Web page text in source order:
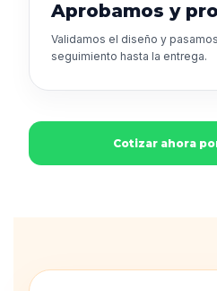
Aprobamos y
Validamos el diseño y
seguimiento hasta la entrega.
Cotizar ahora